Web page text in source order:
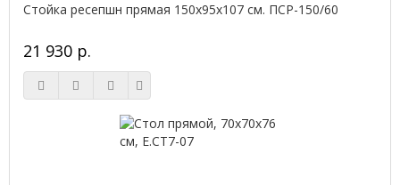
Стойка ресепшн прямая 150х95х107 см. ПСР-150/60
21 930 р.